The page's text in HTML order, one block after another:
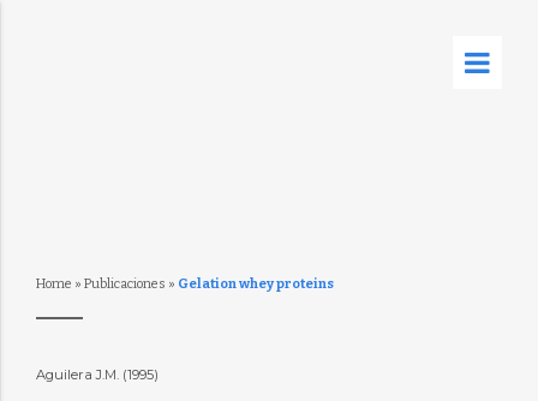
Home » Publicaciones » Gelation whey proteins
Aguilera J.M. (1995)